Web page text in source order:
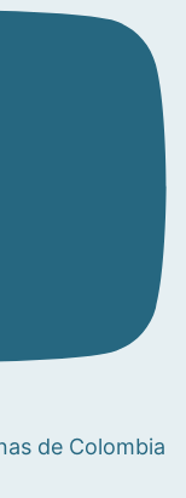
de Colombia